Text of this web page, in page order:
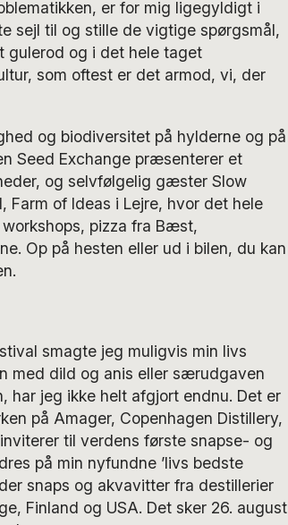
er for mig ligegyldigt i
sejl til og stille de vigtige spørgsmål,
gulerod og i det hele taget
som oftest er det armod, vi, der
og biodiversitet på hylderne og på
Seed Exchange præsenterer et
og selvfølgelig gæster Slow
Farm of Ideas i Lejre, hvor det hele
pizza fra Bæst,
Op på hesten eller ud i bilen, du kan
smagte jeg muligvis min livs
med dild og anis eller særudgaven
har jeg ikke helt afgjort endnu. Det er
på Amager, Copenhagen Distillery,
til verdens første snapse- og
på min nyfundne ’livs bedste
snaps og akvavitter fra destillerier
Finland og USA. Det sker 26. august